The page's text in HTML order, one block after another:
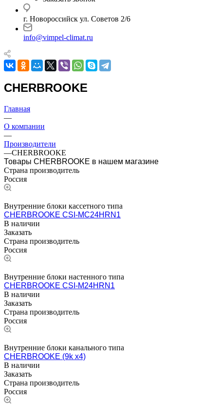
г. Новороссийск ул. Советов 2/6
info@vimpel-climat.ru
CHERBROOKE
Главная
—
О компании
—
Производители
—CHERBROOKE
Товары CHERBROOKE в нашем магазине
Страна производитель
Россия
Внутренние блоки кассетного типа
CHERBROOKE CSI-MC24HRN1
В наличии
Заказать
Страна производитель
Россия
Внутренние блоки настенного типа
CHERBROOKE CSI-M24HRN1
В наличии
Заказать
Страна производитель
Россия
Внутренние блоки канального типа
CHERBROOKE (9k x4)
В наличии
Заказать
Страна производитель
Россия